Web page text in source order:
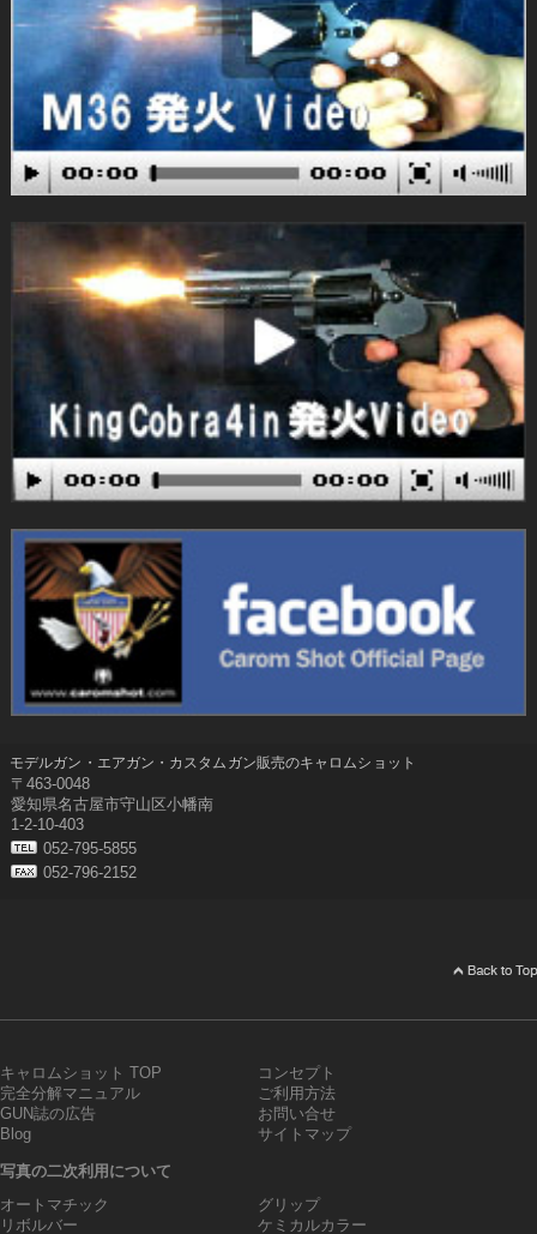
モデルガン・エアガン・カスタムガン販売のキャロムショット
〒463-0048
愛知県名古屋市守山区小幡南
1-2-10-403
052-795-5855
052-796-2152
キャロムショット TOP
完全分解マニュアル
GUN誌の広告
Blog
コンセプト
ご利用方法
お問い合せ
サイトマップ
写真の二次利用について
オートマチック
リボルバー
グリップ
ケミカルカラー